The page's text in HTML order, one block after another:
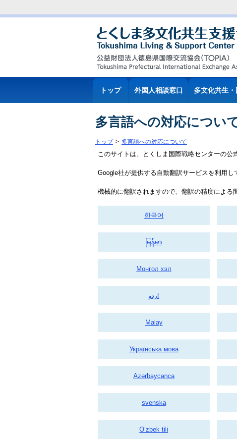
トップ 外国人相談窓口 多文化共生
多言語への対応につい
トップ 多言語への対応について
このサイトは、とくしま国際戦略センターの公
Google社が提供する自動翻訳サービスを利用し
機械的に翻訳されますので、翻訳の精度による
한국어
မြန်မာ
Монгол хэл
اردو
Malay
Українська мова
Azərbaycanca
svenska
Oʻzbek tili